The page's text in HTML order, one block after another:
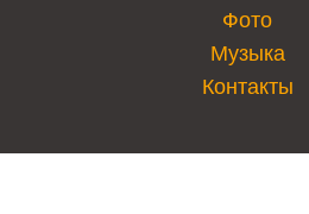
Фото
Музыка
Контакты